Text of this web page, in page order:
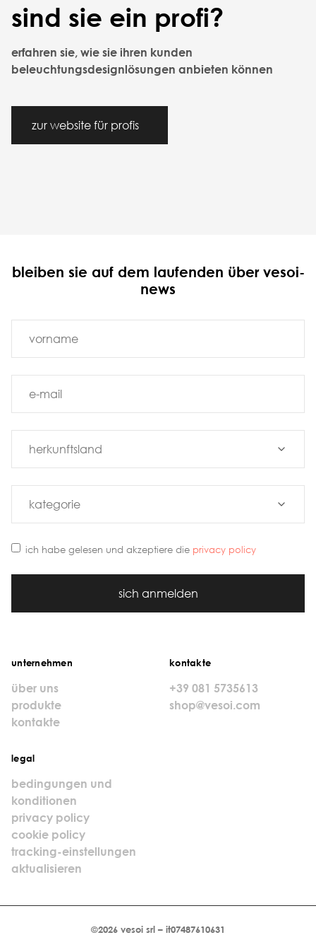
sind sie ein profi?
erfahren sie, wie sie ihren kunden
beleuchtungsdesignlösungen anbieten können
zur website für profis
bleiben sie auf dem laufenden über vesoi-
news
ich habe gelesen und akzeptiere die privacy policy
sich anmelden
unternehmen
über uns
produkte
kontakte
kontakte
+39 081 5735613
shop@vesoi.com
legal
bedingungen und
konditionen
privacy policy
cookie policy
tracking-einstellungen
aktualisieren
©2026 vesoi srl – it07487610631